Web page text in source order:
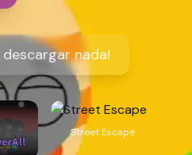
descargar nada!
Street Escape